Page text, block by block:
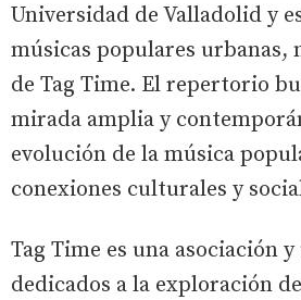
Universidad de Valladolid y
músicas populares
de Tag Time. El repertorio
mirada amplia y
evolución de la música
conexiones culturales y
Tag Time es una asociación
dedicados a la exploración